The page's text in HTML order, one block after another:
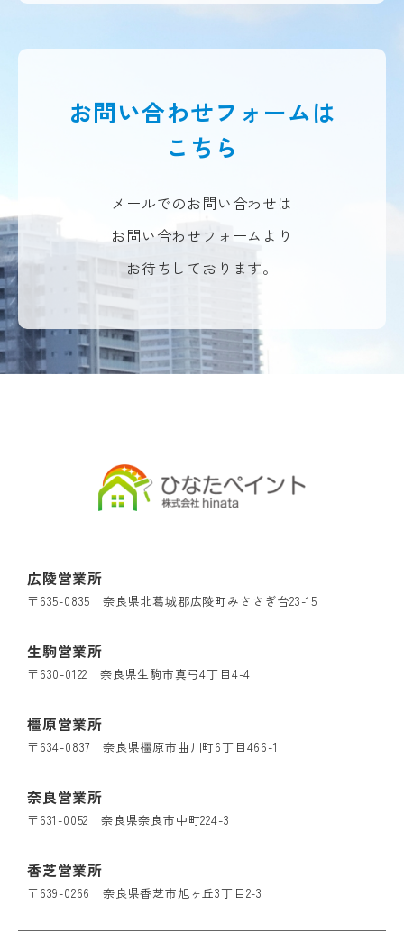
お問い合わせフォームは
こちら
メールでのお問い合わせは
お問い合わせフォームより
お待ちしております。
広陵営業所
〒635-0835 奈良県北葛城郡広陵町みささぎ台23-15
奈良営業所
〒631-0052 奈良県奈良市中町224-3
生駒営業所
〒630-0122 奈良県生駒市真弓4丁目4-4
香芝営業所
〒639-0266 奈良県香芝市旭ヶ丘3丁目2-3
橿原営業所
〒634-0837 奈良県橿原市曲川町6丁目466-1